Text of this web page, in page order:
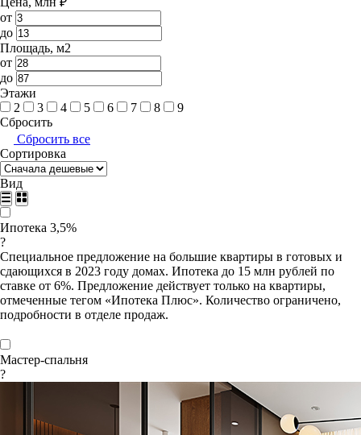
от
до
Площадь, м2
от
до
Этажи
2
3 4 5 6 7 8
9
Сбросить
Сбросить все
Сортировка
Вид
Ипотека 3,5%
?
Специальное предложение на большие квартиры в готовых и
сдающихся в 2023 году домах. Ипотека до 15 млн рублей по
ставке от 6%. Предложение действует только на квартиры,
отмеченные тегом «Ипотека Плюс». Количество ограничено,
подробности в отделе продаж.
Мастер-спальня
?